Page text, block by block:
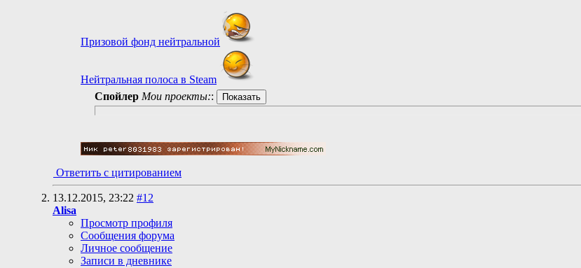
Призовой фонд нейтральной
Нейтральная полоса в Steam
Спойлер Мои проекты::
Ответить с цитированием
13.12.2015, 23:22 #12
Alisa
Просмотр профиля
Сообщения форума
Личное сообщение
Записи в дневнике